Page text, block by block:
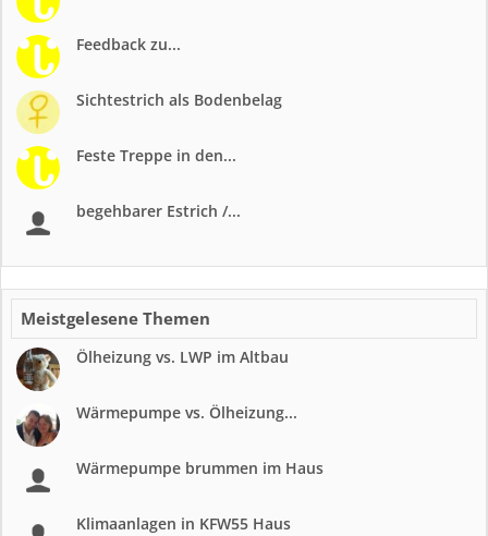
Feedback zu...
Sichtestrich als Bodenbelag
Feste Treppe in den...
begehbarer Estrich /...
Meistgelesene Themen
Ölheizung vs. LWP im Altbau
Wärmepumpe vs. Ölheizung...
Wärmepumpe brummen im Haus
Klimaanlagen in KFW55 Haus